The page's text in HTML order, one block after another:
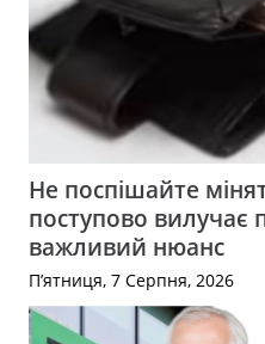
Не поспішайте
поступово вилучає
важливий нюанс
П’ятниця, 7 Серпня, 2026